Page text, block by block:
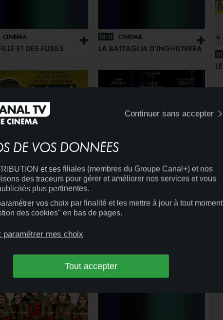
+
CINÉMA
ET DES FUSILS
CHEF
+
18:11 CINÉMA
LA BATTAGLIA D'INGHILTERRA
Continuer sans accepter
DE VOS DONNÉES
et ses filiales (membres du Groupe Canal+) et nos
des traceurs pour gérer et améliorer nos services et vous
plus pertinentes.
vos choix par finalité et les mettre à jour à tout moment
des cookies" en bas de pages.
paramétrer mes choix
Tout accepter